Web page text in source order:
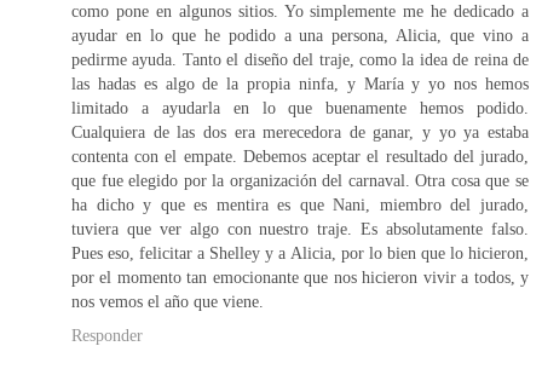
como pone en algunos sitios. Yo simplemente me he dedicado a
ayudar en lo que he podido a una persona, Alicia, que vino a
pedirme ayuda. Tanto el diseño del traje, como la idea de reina de
las hadas es algo de la propia ninfa, y María y yo nos hemos
limitado a ayudarla en lo que buenamente hemos podido.
Cualquiera de las dos era merecedora de ganar, y yo ya estaba
contenta con el empate. Debemos aceptar el resultado del jurado,
que fue elegido por la organización del carnaval. Otra cosa que se
ha dicho y que es mentira es que Nani, miembro del jurado,
tuviera que ver algo con nuestro traje. Es absolutamente falso.
Pues eso, felicitar a Shelley y a Alicia, por lo bien que lo hicieron,
por el momento tan emocionante que nos hicieron vivir a todos, y
nos vemos el año que viene.
Responder